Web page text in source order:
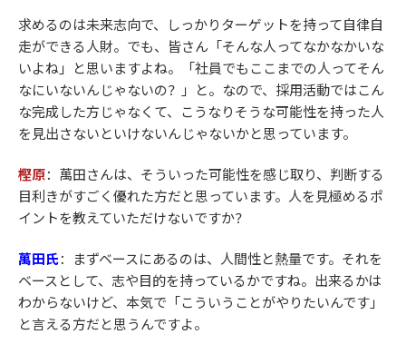
求めるのは未来志向で、しっかりターゲットを持って自律自
走ができる人財。でも、皆さん「そんな人ってなかなかいな
いよね」と思いますよね。「社員でもここまでの人ってそん
なにいないんじゃないの？」と。なので、採用活動ではこん
な完成した方じゃなくて、こうなりそうな可能性を持った人
を見出さないといけないんじゃないかと思っています。
樫原：萬田さんは、そういった可能性を感じ取り、判断する
目利きがすごく優れた方だと思っています。人を見極めるポ
イントを教えていただけないですか？
萬田氏：
まずベースにあるのは、人間性と熱量です。それを
ベースとして、志や目的を持っているかですね。出来るかは
わからないけど、本気で「こういうことがやりたいんです」
と言える方だと思うんですよ。